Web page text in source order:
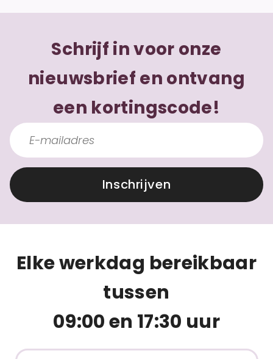
Schrijf in voor onze
nieuwsbrief en ontvang
een kortingscode!
Inschrijven
Elke werkdag bereikbaar
tussen
09:00 en 17:30 uur